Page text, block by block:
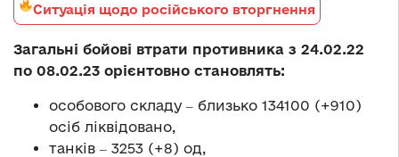
Ситуація щодо російського вторгнення
Загальні бойові втрати противника з 24.02.22
по 08.02.23 орієнтовно становлять:
особового складу ‒ близько 134100 (+910)
осіб ліквідовано,
танків ‒ 3253 (+8) од,